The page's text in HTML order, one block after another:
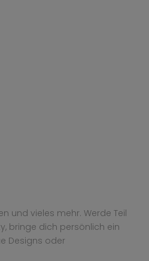
und vieles mehr. Werde Teil
bringe dich persönlich ein
Designs oder